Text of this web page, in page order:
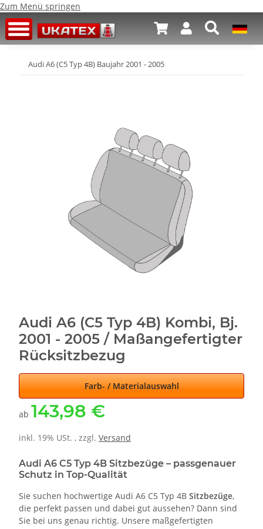
Zum Menü springen
Audi A6 (C5 Typ 4B) Baujahr 2001 - 2005
Audi A6 (C5 Typ 4B) Kombi, Bj.
2001 - 2005 / Maßangefertigter
Rücksitzbezug
Farb- / Materialauswahl
ab 143,98 €
inkl. 19% USt. , zzgl. Versand
Audi A6 C5 Typ 4B Sitzbezüge – passgenauer
Schutz in Top-Qualität
Sie suchen hochwertige Audi A6 C5 Typ 4B Sitzbezüge,
die perfekt passen und dabei gut aussehen? Dann sind
Sie bei uns genau richtig. Unsere maßgefertigten